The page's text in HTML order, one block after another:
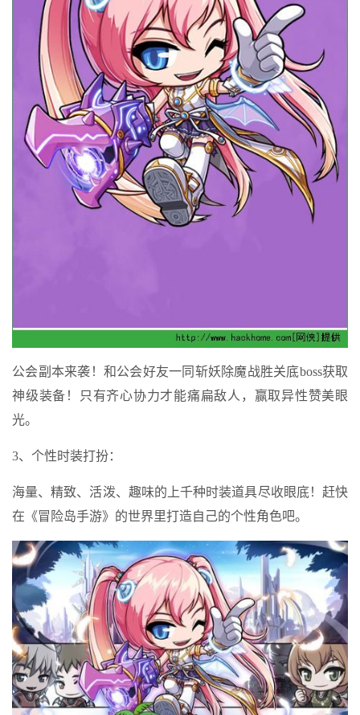
公会副本来袭！和公会好友一同斩妖除魔战胜关底boss获取
神级装备！只有齐心协力才能痛扁敌人，赢取异性赞美眼
光。
3、个性时装打扮：
海量、精致、活泼、趣味的上千种时装道具尽收眼底！赶快
在《冒险岛手游》的世界里打造自己的个性角色吧。